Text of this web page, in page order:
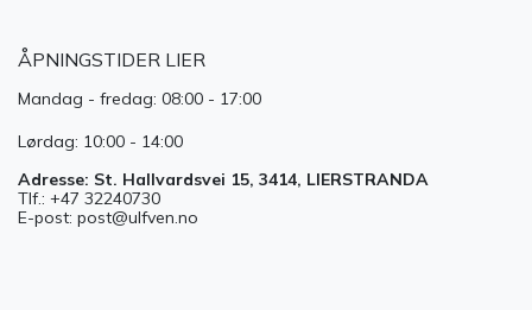
ÅPNINGSTIDER LIER
Mandag - fredag: 08:00 - 17:00
Lørdag: 10:00 - 14:00
Adresse: St. Hallvardsvei 15, 3414, LIERSTRANDA
Tlf.: +47 32240730
E-post: post@ulfven.no